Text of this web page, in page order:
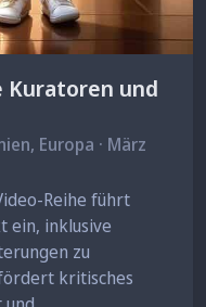
Kuratoren und
· März
Reihe führt
ein, inklusive
zu
kritisches